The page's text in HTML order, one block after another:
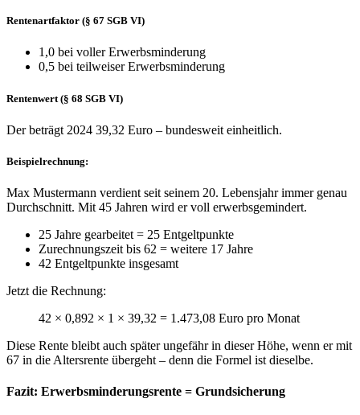
Rentenartfaktor (§ 67 SGB VI)
1,0 bei voller Erwerbsminderung
0,5 bei teilweiser Erwerbsminderung
Rentenwert (§ 68 SGB VI)
Der beträgt 2024 39,32 Euro – bundesweit einheitlich.
Beispielrechnung:
Max Mustermann verdient seit seinem 20. Lebensjahr immer genau
Durchschnitt. Mit 45 Jahren wird er voll erwerbsgemindert.
25 Jahre gearbeitet = 25 Entgeltpunkte
Zurechnungszeit bis 62 = weitere 17 Jahre
42 Entgeltpunkte insgesamt
Jetzt die Rechnung:
42 × 0,892 × 1 × 39,32 = 1.473,08 Euro pro Monat
Diese Rente bleibt auch später ungefähr in dieser Höhe, wenn er mit
67 in die Altersrente übergeht – denn die Formel ist dieselbe.
Fazit: Erwerbsminderungsrente = Grundsicherung